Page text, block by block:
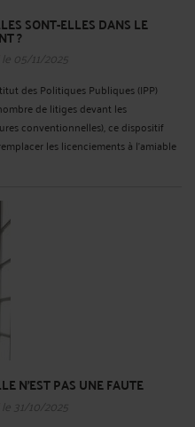
SONT-ELLES DANS LE
?
le 05/11/2025
des Politiques Publiques (IPP)
de litiges devant les
conventionnelles), ce dispositif
les licenciements à l’amiable
N’EST PAS UNE FAUTE
le 31/10/2025